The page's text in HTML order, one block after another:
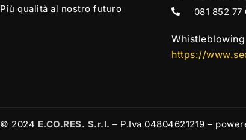
Più qualità al nostro futuro
081 852 77
Whistleblowing
https://
© 2024 E.CO.RES. S.r.l. – P.Iva 04804621219 –